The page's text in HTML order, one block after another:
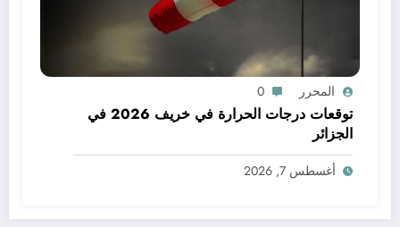
المحرر 0
توقعات درجات الحرارة في خريف 2026 في
الجزائر
أغسطس 7, 2026